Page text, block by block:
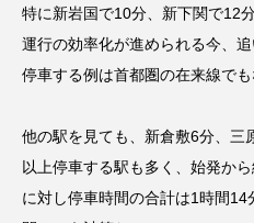
特に新岩国で10分、新下関で12
運行の効率化が進められる今、
停車する例は首都圏の在来線でも
他の駅を見ても、新倉敷6分、三
以上停車する駅も多く、始発か
に対し停車時間の合計は1時間